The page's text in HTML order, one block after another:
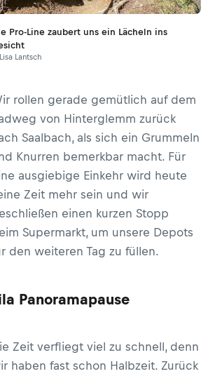
Pro-Line zaubert uns ein Lächeln ins
Lantsch
rollen gerade gemütlich auf dem
von Hinterglemm zurück
Saalbach, als sich ein Grummeln
Knurren bemerkbar macht. Für
ausgiebige Einkehr wird heute
Zeit mehr sein und wir
einen kurzen Stopp
Supermarkt, um unsere Depots
den weiteren Tag zu füllen.
Panoramapause
Zeit verfliegt viel zu schnell, denn
haben fast schon Halbzeit. Zurück